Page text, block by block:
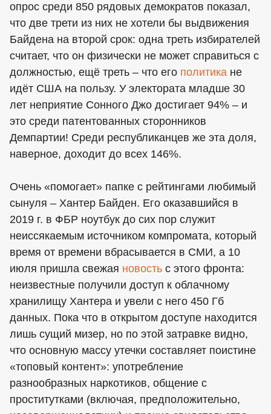
опрос среди 850 рядовых демократов показал,
что две трети из них не хотели бы выдвижения
Байдена на второй срок: одна треть избирателей
считает, что он физически не может справиться с
должностью, ещё треть – что его политика не
идёт США на пользу. У электората младше 30
лет неприятие Сонного Джо достигает 94% – и
это среди патентованных сторонников
Демпартии! Среди республиканцев же эта доля,
наверное, доходит до всех 146%.
Очень «помогает» папке с рейтингами любимый
сынуля – Хантер Байден. Его оказавшийся в
2019 г. в ФБР ноутбук до сих пор служит
неиссякаемым источником компромата, который
время от времени вбрасывается в СМИ, а 10
июля пришла свежая новость с этого фронта:
неизвестные получили доступ к облачному
хранилищу Хантера и увели с него 450 Гб
данных. Пока что в открытом доступе находится
лишь сущий мизер, но по этой затравке видно,
что основную массу утечки составляет поистине
«топовый контент»: употребление
разнообразных наркотиков, общение с
проститутками (включая, предположительно,